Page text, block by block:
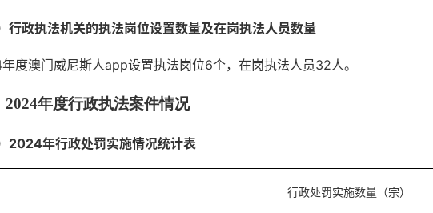
）行政执法机关的执法岗位设置数量及在岗执法人员数量
度澳门威尼斯人app设置执法岗位6个，在岗执法人员32人。
2024年度行政执法案件情况
）2024年行政处罚实施情况统计表
行政处罚实施数量（宗）